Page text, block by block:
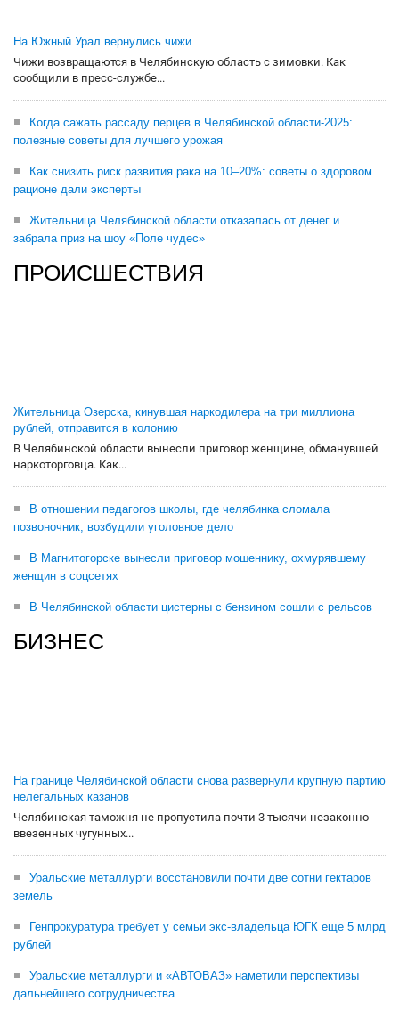
На Южный Урал вернулись чижи
Чижи возвращаются в Челябинскую область с зимовки. Как
сообщили в пресс-службе...
Когда сажать рассаду перцев в Челябинской области-2025:
полезные советы для лучшего урожая
Как снизить риск развития рака на 10–20%: советы о здоровом
рационе дали эксперты
Жительница Челябинской области отказалась от денег и
забрала приз на шоу «Поле чудес»
ПРОИСШЕСТВИЯ
Жительница Озерска, кинувшая наркодилера на три миллиона
рублей, отправится в колонию
В Челябинской области вынесли приговор женщине, обманувшей
наркоторговца. Как...
В отношении педагогов школы, где челябинка сломала
позвоночник, возбудили уголовное дело
В Магнитогорске вынесли приговор мошеннику, охмурявшему
женщин в соцсетях
В Челябинской области цистерны с бензином сошли с рельсов
БИЗНЕС
На границе Челябинской области снова развернули крупную партию
нелегальных казанов
Челябинская таможня не пропустила почти 3 тысячи незаконно
ввезенных чугунных...
Уральские металлурги восстановили почти две сотни гектаров
земель
Генпрокуратура требует у семьи экс-владельца ЮГК еще 5 млрд
рублей
Уральские металлурги и «АВТОВАЗ» наметили перспективы
дальнейшего сотрудничества